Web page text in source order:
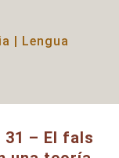
| Lengua
– El fals